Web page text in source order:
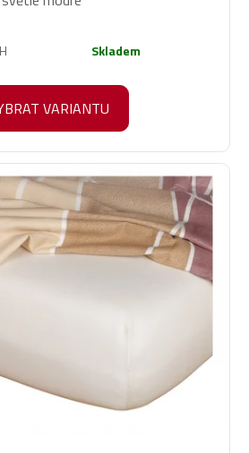
Skladem
VARIANTU